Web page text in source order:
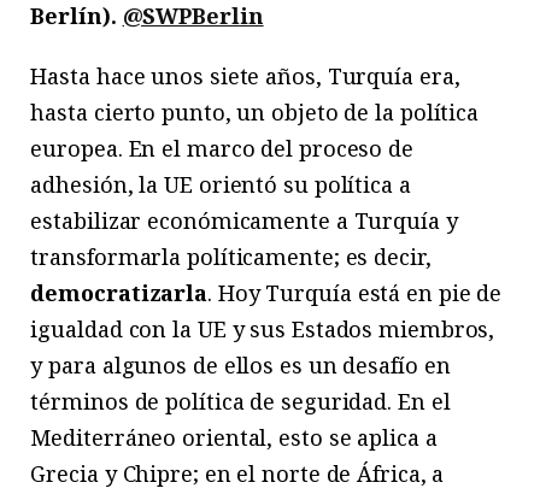
Berlín). @SWPBerlin
Hasta hace unos siete años, Turquía era,
hasta cierto punto, un objeto de la política
europea. En el marco del proceso de
adhesión, la UE orientó su política a
estabilizar económicamente a Turquía y
transformarla políticamente; es decir,
democratizarla. Hoy Turquía está en pie de
igualdad con la UE y sus Estados miembros,
y para algunos de ellos es un desafío en
términos de política de seguridad. En el
Mediterráneo oriental, esto se aplica a
Grecia y Chipre; en el norte de África, a